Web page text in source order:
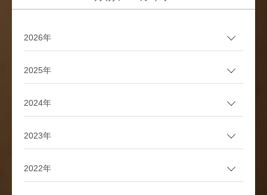
2026年
2025年
2024年
2023年
2022年